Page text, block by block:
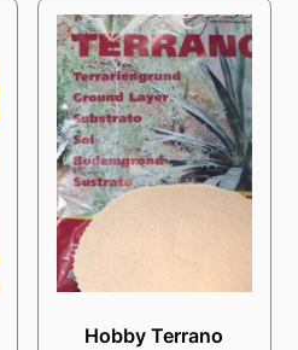
Hobby Terrano